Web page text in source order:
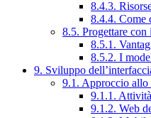
8.4.3.
8.4.4. Come
8.5. Progettare
8.5.1.
8.5.2. I
9. Sviluppo
9.1. Approccio allo
9.1.1.
9.1.2. Web